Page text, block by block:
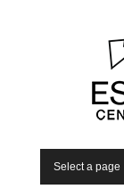
Select a page